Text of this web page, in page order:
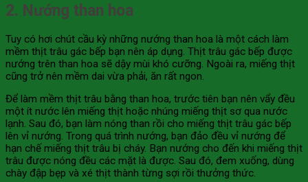
2. Nướng than hoa
Tuy có hơi chút cầu kỳ những nướng than hoa là một cách làm
mềm thịt trâu gác bếp bạn nên áp dụng. Thịt trâu gác bếp được
nướng trên than hoa sẽ dậy mùi khó cưỡng. Ngoài ra, miếng thịt
cũng trở nên mềm dai vừa phải, ăn rất ngon.
Để làm mềm thịt trâu bằng than hoa, trước tiên bạn nên vẩy đều
một ít nước lên miếng thịt hoặc nhúng miếng thịt sơ qua nước
lạnh. Sau đó, bạn làm nóng than rồi cho miếng thịt trâu gác bếp
lên vỉ nướng. Trong quá trình nướng, bạn đảo đều vỉ nướng để
hạn chế miếng thịt trâu bị cháy. Bạn nướng cho đến khi miếng thịt
trâu được nóng đều các mặt là được. Sau đó, đem xuống, dùng
chày đập bẹp và xé thịt thành từng sợi rồi thưởng thức.